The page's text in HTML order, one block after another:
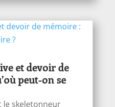
et devoir de
peut-on se
le skeletonneur